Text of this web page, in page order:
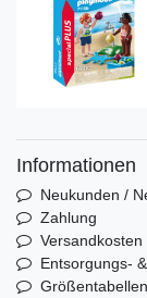
Informationen
Neukunden /
Zahlung
Versandkosten
Entsorgungs-
Größentabellen